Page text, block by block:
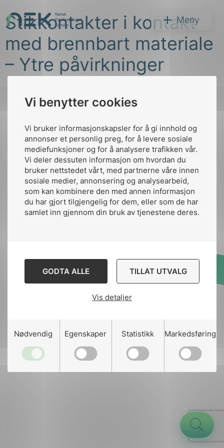
Vi benytter cookies
Vi bruker informasjonskapsler for å gi innhold og
annonser et personlig preg, for å levere sosiale
mediefunksjoner og for å analysere trafikken vår.
Vi deler dessuten informasjon om hvordan du
bruker nettstedet vårt, med partnerne våre innen
sosiale medier, annonsering og analysearbeid,
som kan kombinere den med annen informasjon
du har gjort tilgjengelig for dem, eller som de har
samlet inn gjennom din bruk av tjenestene deres.
GODTA ALLE TILLAT UTVALG
Vis detaljer
Nødvendig Egenskaper Statistikk Markedsføring
til
innhold
NEK Meny
Søk
Stikkontakter i kontakt
med brennbart materiale
– Ytre påvirkninger
Kontakt oss
Ansatte
nek@nek.no
Bruk av Cookies
Designed and developed
Til
toppen